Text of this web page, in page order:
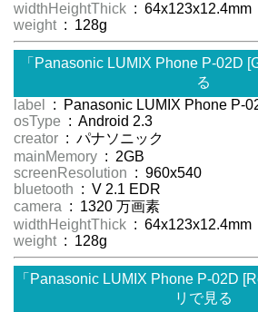
widthHeightThick : 64x123x12.4mm
weight : 128g
「Panasonic LUMIX Phone P-02D
る
label
: Panasonic LUMIX Phone P-
osType : Android 2.3
creator : パナソニック
mainMemory : 2GB
screenResolution : 960x540
bluetooth : V 2.1 EDR
camera : 1320 万画素
widthHeightThick : 64x123x12.4mm
weight : 128g
「Panasonic LUMIX Phone P-02D
リで見る